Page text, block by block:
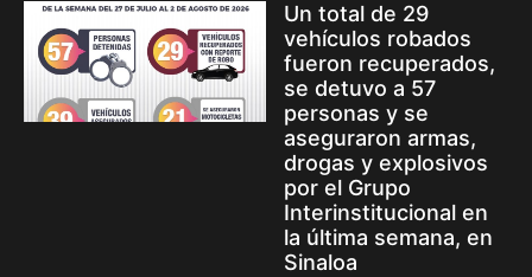
Un total de 29
vehículos robados
fueron recuperados,
se detuvo a 57
personas y se
aseguraron armas,
drogas y explosivos
por el Grupo
Interinstitucional en
la última semana, en
Sinaloa